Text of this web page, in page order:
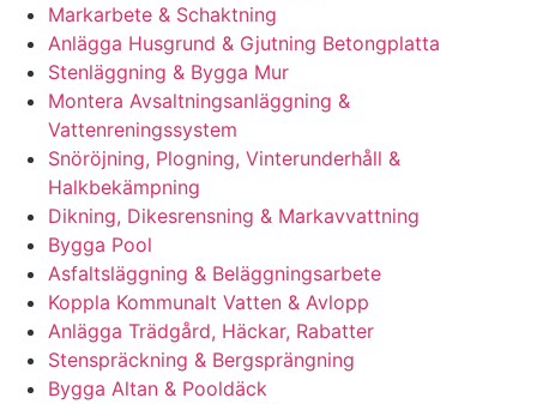
Markarbete & Schaktning
Anlägga Husgrund & Gjutning Betongplatta
Stenläggning & Bygga Mur
Montera Avsaltningsanläggning &
Vattenreningssystem
Snöröjning, Plogning, Vinterunderhåll &
Halkbekämpning
Dikning, Dikesrensning & Markavvattning
Bygga Pool
Asfaltsläggning & Beläggningsarbete
Koppla Kommunalt Vatten & Avlopp
Anlägga Trädgård, Häckar, Rabatter
Stenspräckning & Bergsprängning
Bygga Altan & Pooldäck